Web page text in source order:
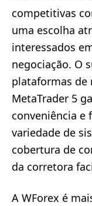
competitivas
uma escolha
interessados
negociação. O
plataformas de
MetaTrader 5
conveniência e
variedade de
cobertura de
da corretora
A WForex é